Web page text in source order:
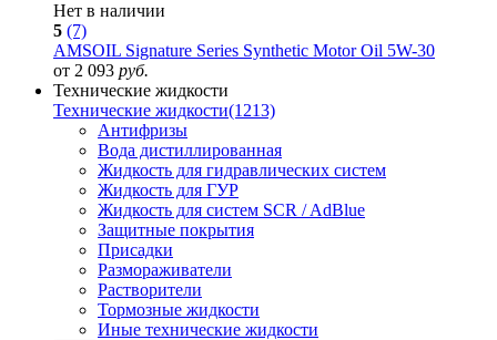
Нет в наличии
5 (7)
AMSOIL Signature Series Synthetic Motor Oil 5W-30
от 2 093 руб.
Технические жидкости
Технические жидкости(1213)
Антифризы
Вода дистиллированная
Жидкость для гидравлических систем
Жидкость для ГУР
Жидкость для систем SCR / AdBlue
Защитные покрытия
Присадки
Размораживатели
Растворители
Тормозные жидкости
Иные технические жидкости